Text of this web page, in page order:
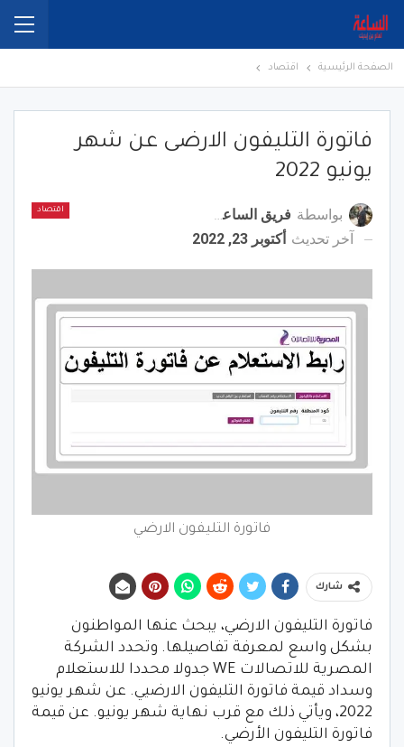
الصفحة الرئيسية اقتصاد
فاتورة التليفون الارضى عن شهر
يونيو 2022
اقتصاد بواسطة فريق الساعة برس
آخر تحديث أكتوبر 23, 2022
فاتورة التليفون الارضي
شارك
فاتورة التليفون الارضي، يبحث عنها المواطنون
بشكل واسع لمعرفة تفاصيلها. وتحدد الشركة
المصرية للاتصالات WE جدولا محددا للاستعلام
وسداد قيمة فاتورة التليفون الارضيي. عن شهر يونيو
2022، ويأتي ذلك مع قرب نهاية شهر يونيو. عن قيمة
فاتورة التليفون الأرضي.